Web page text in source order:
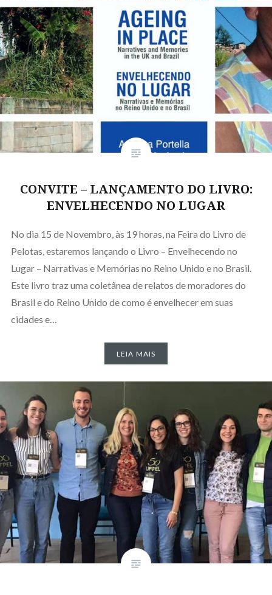
CONVITE – LANÇAMENTO DO LIVRO:
ENVELHECENDO NO LUGAR
No dia 15 de Novembro, às 19 horas, na Feira do Livro de
Pelotas, estaremos lançando o Livro – Envelhecendo no
Lugar – Narrativas e Memórias no Reino Unido e no Brasil.
Este livro traz uma coletânea de relatos de moradores do
Brasil e do Reino Unido de como é envelhecer em suas
cidades e…
LEIA MAIS